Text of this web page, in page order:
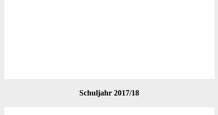
Schuljahr 2017/18